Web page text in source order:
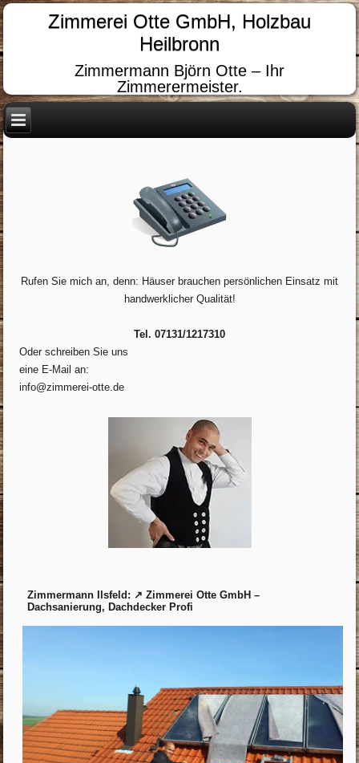
Zimmerei Otte GmbH, Holzbau
Heilbronn
Zimmermann Björn Otte – Ihr
Zimmerermeister.
Rufen Sie mich an, denn: Häuser brauchen persönlichen Einsatz mit
handwerklicher Qualität!
Tel. 07131/1217310
Oder schreiben Sie uns
eine E-Mail an:
info@zimmerei-otte.de
Zimmermann Ilsfeld: ↗️ Zimmerei Otte GmbH –
Dachsanierung, Dachdecker Profi